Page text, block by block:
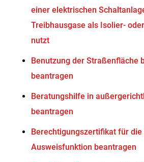
einer elektrischen
Treibhausgase als Isolier-
nutzt
Benutzung der Straßenfläche
beantragen
Beratungshilfe in
beantragen
Berechtigungszertifikat für die
Ausweisfunktion beantragen